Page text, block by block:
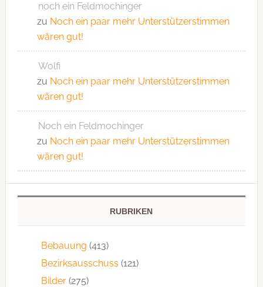
noch ein Feldmochinger
zu Noch ein paar mehr Unterstützerstimmen
wären gut!
Wolfi
zu Noch ein paar mehr Unterstützerstimmen
wären gut!
Noch ein Feldmochinger
zu Noch ein paar mehr Unterstützerstimmen
wären gut!
RUBRIKEN
Bebauung (413)
Bezirksausschuss (121)
Bilder(275)